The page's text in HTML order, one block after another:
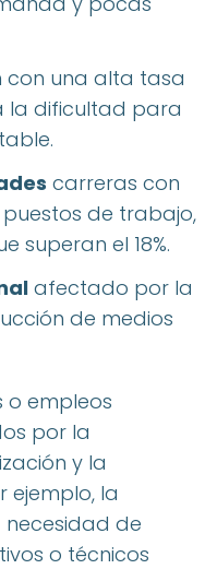
con una alta tasa
la dificultad para
carreras con
de trabajo,
superan el 18%.
afectado por la
de medios
o empleos
por la
y la
ejemplo, la
de
o técnicos